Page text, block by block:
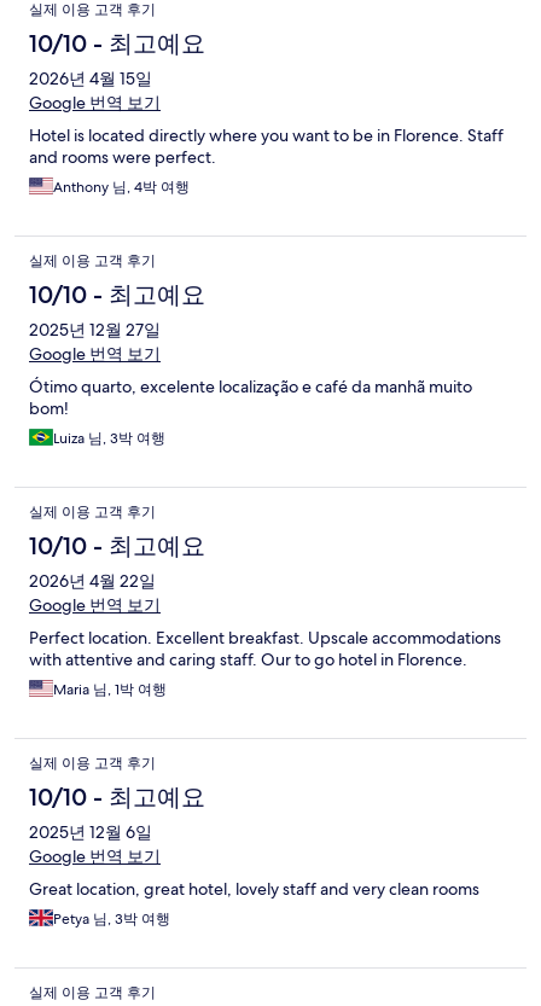
실제 이용 고객 후기
10/10 - 최고예요
2026년 4월 15일
Google 번역 보기
Hotel is located directly where you want to be in Florence. Staff
and rooms were perfect.
Anthony 님, 4박 여행
실제 이용 고객 후기
10/10 - 최고예요
2025년 12월 27일
Google 번역 보기
Ótimo quarto, excelente localização e café da manhã muito
bom!
Luiza 님, 3박 여행
실제 이용 고객 후기
10/10 - 최고예요
2026년 4월 22일
Google 번역 보기
Perfect location. Excellent breakfast. Upscale accommodations
with attentive and caring staff. Our to go hotel in Florence.
Maria 님, 1박 여행
실제 이용 고객 후기
10/10 - 최고예요
2025년 12월 6일
Google 번역 보기
Great location, great hotel, lovely staff and very clean rooms
Petya 님, 3박 여행
실제 이용 고객 후기